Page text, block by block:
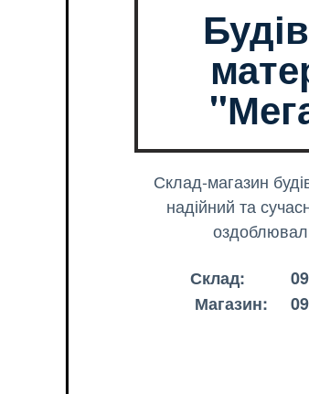
Склад-магазин
надійний та
Склад: 097-
Магазин: